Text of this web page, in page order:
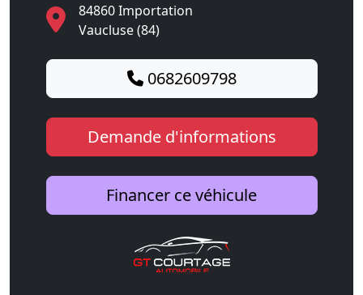
84860 Importation
Vaucluse (84)
0682609798
Demande d'informations
Financer ce véhicule